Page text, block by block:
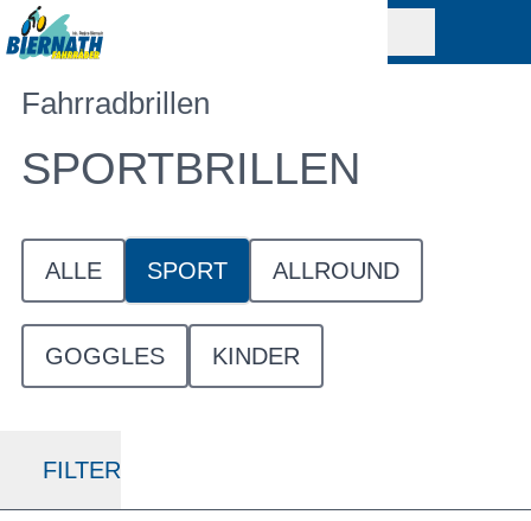
Fahrradbrillen
SPORTBRILLEN
ALLE SPORT ALLROUND
GOGGLES KINDER
FILTER